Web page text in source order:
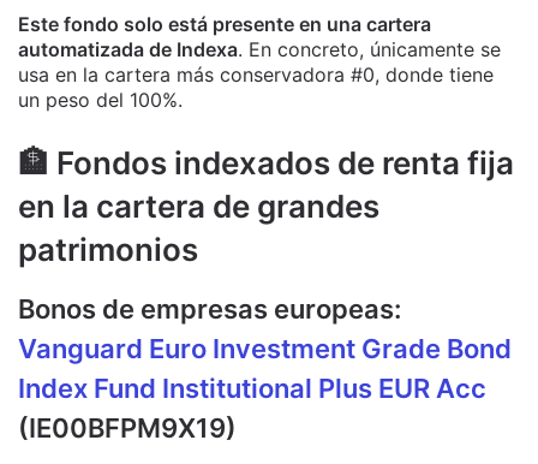
Este fondo solo está presente en una cartera
automatizada de Indexa. En concreto, únicamente se
usa en la cartera más conservadora #0, donde tiene
un peso del 100%.
🏦 Fondos indexados de renta fija
en la cartera de grandes
patrimonios
Bonos de empresas europeas:
Vanguard Euro Investment Grade Bond
Index Fund Institutional Plus EUR Acc
(IE00BFPM9X19)